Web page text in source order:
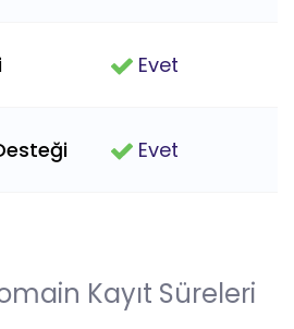
Evet
Evet
Kayıt Süreleri